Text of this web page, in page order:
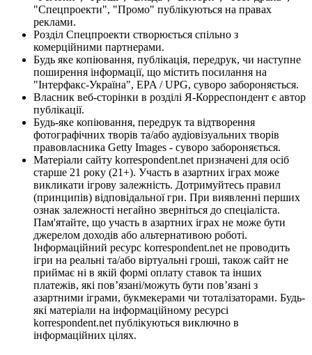
"Спецпроекти", "Промо" публікуються на правах
реклами.
Розділ Спецпроекти створюється спільно з
комерційними партнерами.
Будь яке копіювання, публікація, передрук, чи наступне
поширення інформації, що містить посилання на
"Інтерфакс-Україна", EPA / UPG, суворо забороняється.
Власник веб-сторінки в розділі Я-Корреспондент є автор
публікації.
Будь-яке копіювання, передрук та відтворення
фотографічних творів та/або аудіовізуальних творів
правовласника Getty Images - суворо забороняється.
Матеріали сайту korrespondent.net призначені для осіб
старше 21 року (21+). Участь в азартних іграх може
викликати ігрову залежність. Дотримуйтесь правил
(принципів) відповідальної гри. При виявленні перших
ознак залежності негайно зверніться до спеціаліста.
Пам'ятайте, що участь в азартних іграх не може бути
джерелом доходів або альтернативою роботі.
Інформаційний ресурс korrespondent.net не проводить
ігри на реальні та/або віртуальні гроші, також сайт не
приймає ні в якій формі оплату ставок та інших
платежів, які пов’язані/можуть бути пов’язані з
азартними іграми, букмекерами чи тоталізаторами. Будь-
які матеріали на інформаційному ресурсі
korrespondent.net публікуються виключно в
інформаційних цілях.